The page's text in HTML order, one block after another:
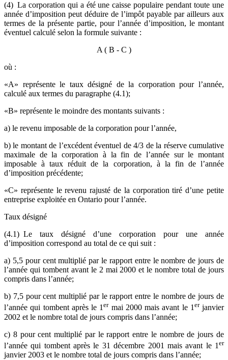
(4) La corporation qui a été une caisse populaire pendant toute une
année d’imposition peut déduire de l’impôt payable par ailleurs aux
termes de la présente partie, pour l’année d’imposition, le montant
éventuel calculé selon la formule suivante :
A( B - C )
où :
«A» représente le taux désigné de la corporation pour l’année,
calculé aux termes du paragraphe (4.1);
«B» représente le moindre des montants suivants :
a) le revenu imposable de la corporation pour l’année,
b) le montant de l’excédent éventuel de 4/3 de la réserve cumulative
maximale de la corporation à la fin de l’année sur le montant
imposable à taux réduit de la corporation, à la fin de l’année
d’imposition précédente;
«C» représente le revenu rajusté de la corporation tiré d’une petite
entreprise exploitée en Ontario pour l’année.
Taux désigné
(4.1) Le taux désigné d’une corporation pour une année
d’imposition correspond au total de ce qui suit :
a) 5,5 pour cent multiplié par le rapport entre le nombre de jours de
l’année qui tombent avant le 2 mai 2000 et le nombre total de jours
compris dans l’année;
b) 7,5 pour cent multiplié par le rapport entre le nombre de jours de
l’année qui tombent après le 1ermai 2000 mais avant le 1erjanvier
2002 et le nombre total de jours compris dans l’année;
c) 8 pour cent multiplié par le rapport entre le nombre de jours de
l’année qui tombent après le 31 décembre 2001 mais avant le 1 er
janvier 2003 et le nombre total de jours compris dans l’année;